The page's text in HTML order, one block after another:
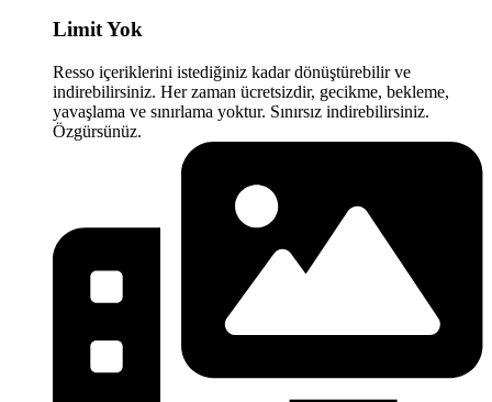
Limit Yok
Resso içeriklerini istediğiniz kadar dönüştürebilir ve
indirebilirsiniz. Her zaman ücretsizdir, gecikme, bekleme,
yavaşlama ve sınırlama yoktur. Sınırsız indirebilirsiniz.
Özgürsünüz.